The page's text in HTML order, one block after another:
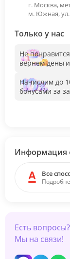
г. Москва,
м. Южная, ул.
Только у нас
Не
вернем деньги
Начислим до
бонусами за
Информация
Все
Есть вопросы?
Мы на связи!